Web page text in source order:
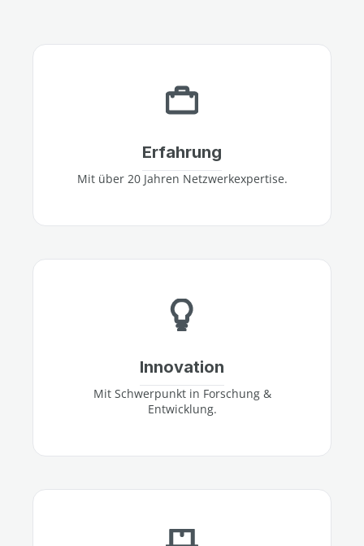
Erfahrung
Mit über 20 Jahren Netzwerkexpertise.
Innovation
Mit Schwerpunkt in Forschung &
Entwicklung.